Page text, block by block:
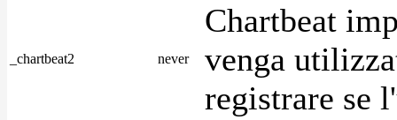
_chartbeat2 never
Chartbeat
venga
registrare se